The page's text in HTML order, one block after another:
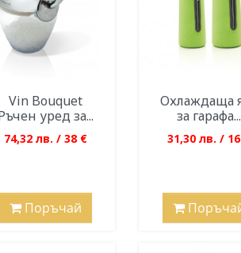
Vin Bouquet
уред за...
74,32 лв. / 38 €
Поръчай
Охлаждаща
за гарафа...
31,30 лв. /